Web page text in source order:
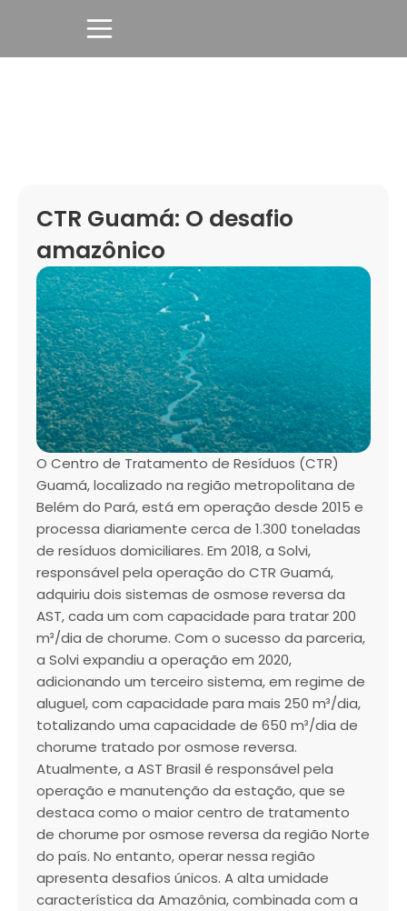
CTR Guamá: O desafio
amazônico
O Centro de Tratamento de Resíduos (CTR)
Guamá, localizado na região metropolitana de
Belém do Pará, está em operação desde 2015 e
processa diariamente cerca de 1.300 toneladas
de resíduos domiciliares. Em 2018, a Solvi,
responsável pela operação do CTR Guamá,
adquiriu dois sistemas de osmose reversa da
AST, cada um com capacidade para tratar 200
m³/dia de chorume. Com o sucesso da parceria,
a Solvi expandiu a operação em 2020,
adicionando um terceiro sistema, em regime de
aluguel, com capacidade para mais 250 m³/dia,
totalizando uma capacidade de 650 m³/dia de
chorume tratado por osmose reversa.
Atualmente, a AST Brasil é responsável pela
operação e manutenção da estação, que se
destaca como o maior centro de tratamento
de chorume por osmose reversa da região Norte
do país. No entanto, operar nessa região
apresenta desafios únicos. A alta umidade
característica da Amazônia, combinada com a